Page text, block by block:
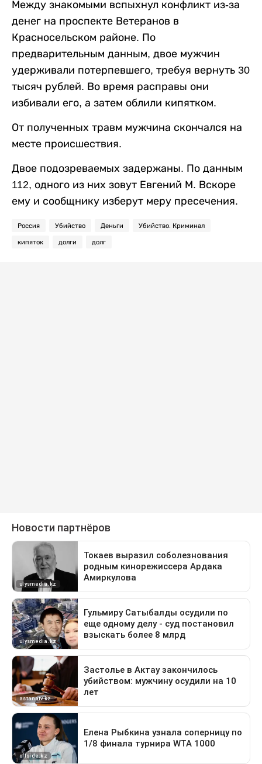
Между знакомыми вспыхнул конфликт из-за
денег на проспекте Ветеранов в
Красносельском районе. По
предварительным данным, двое мужчин
удерживали потерпевшего, требуя вернуть 30
тысяч рублей. Во время расправы они
избивали его, а затем облили кипятком.
От полученных травм мужчина скончался на
месте происшествия.
Двое подозреваемых задержаны. По данным
112, одного из них зовут Евгений М. Вскоре
ему и сообщнику изберут меру пресечения.
Россия Убийство Деньги Убийство. Криминал
кипяток долги долг